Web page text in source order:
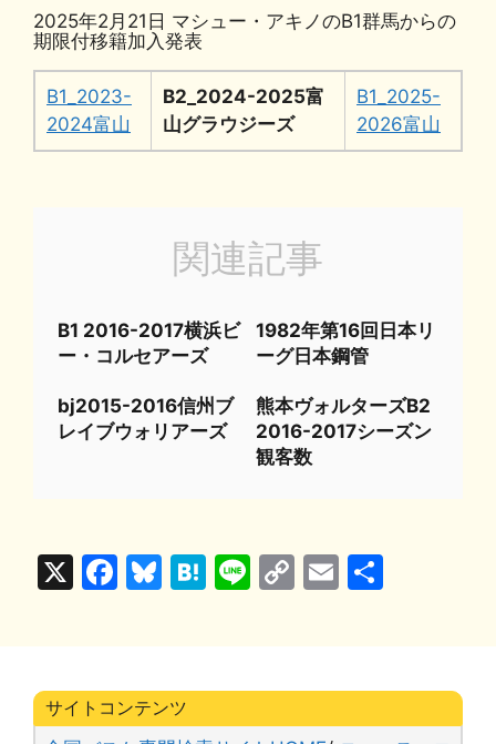
2025年2月21日 マシュー・アキノのB1群馬からの
期限付移籍加入発表
B1_2023-
2024富山
B2_2024-2025富
山グラウジーズ
B1_2025-
2026富山
関連記事
B1 2016-2017横浜ビ
ー・コルセアーズ
1982年第16回日本リ
ーグ日本鋼管
bj2015-2016信州ブ
レイブウォリアーズ
熊本ヴォルターズB2
2016-2017シーズン
観客数
X
F
b
Bl
k
H
Li C
E
サイトコンテンツ